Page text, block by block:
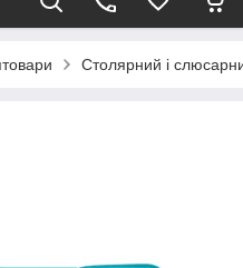
Столярний і